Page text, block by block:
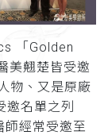
「Golden
美翹楚皆受邀
物、又是原廠
名單之列
師經常受邀至